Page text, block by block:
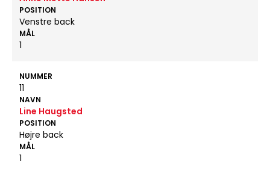
POSITION
Venstre back
MÅL
1
NUMMER
11
NAVN
Line Haugsted
POSITION
Højre back
MÅL
1